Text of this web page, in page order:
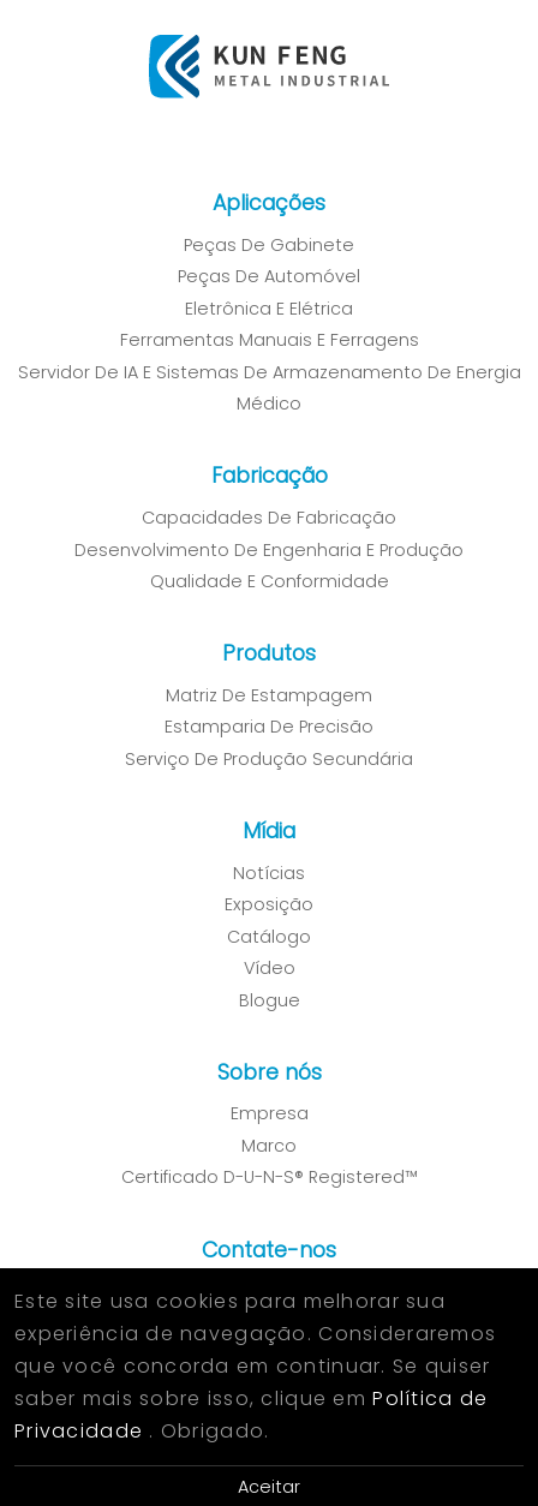
Aplicações
Peças De Gabinete
Peças De Automóvel
Eletrônica E Elétrica
Ferramentas Manuais E Ferragens
Servidor De IA E Sistemas De Armazenamento De Energia
Médico
Fabricação
Capacidades De Fabricação
Desenvolvimento De Engenharia E Produção
Qualidade E Conformidade
Produtos
Matriz De Estampagem
Estamparia De Precisão
Serviço De Produção Secundária
Mídia
Notícias
Exposição
Catálogo
Vídeo
Blogue
Sobre nós
Empresa
Marco
Certificado D-U-N-S® Registered™
Contate-nos
política de Privacidade
2026 © KUN FENG METAL INDUSTRIAL CO.,LTD. All Rights
Reserved.Designed by Lets Media
Este site usa cookies para melhorar sua
experiência de navegação. Consideraremos
que você concorda em continuar. Se quiser
saber mais sobre isso, clique emPolítica de
Privacidade . Obrigado.
Aceitar